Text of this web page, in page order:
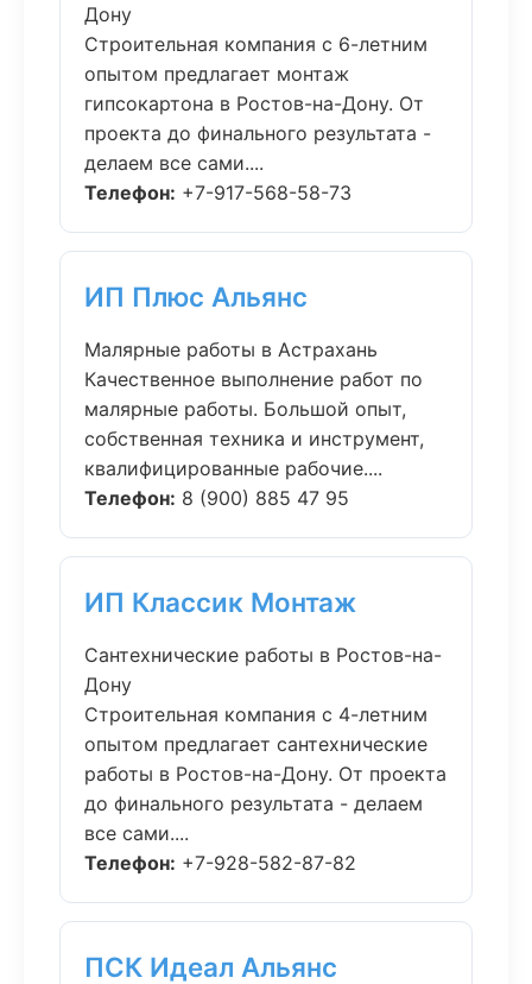
Дону
Строительная компания с 6-летним
опытом предлагает монтаж
гипсокартона в Ростов-на-Дону. От
проекта до финального результата -
делаем все сами....
Телефон: +7-917-568-58-73
ИП Плюс Альянс
Малярные работы в Астрахань
Качественное выполнение работ по
малярные работы. Большой опыт,
собственная техника и инструмент,
квалифицированные рабочие....
Телефон: 8 (900) 885 47 95
ИП Классик Монтаж
Сантехнические работы в Ростов-на-
Дону
Строительная компания с 4-летним
опытом предлагает сантехнические
работы в Ростов-на-Дону. От проекта
до финального результата - делаем
все сами....
Телефон: +7-928-582-87-82
ПСК Идеал Альянс